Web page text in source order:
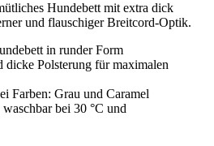
Hundebett mit extra dick
und flauschiger Breitcord-Optik.
in runder Form
dicke Polsterung für maximalen
Farben: Grau und Caramel
bei 30 °C und